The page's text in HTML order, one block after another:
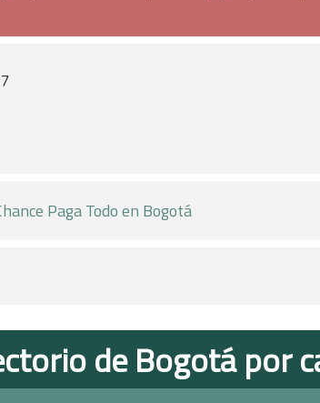
Paga Todo en Bogotá
de Bogotá por